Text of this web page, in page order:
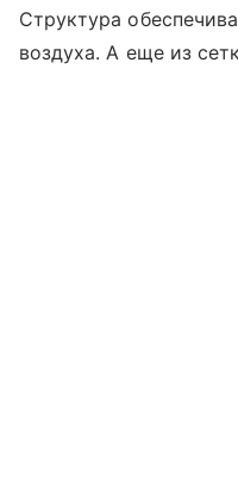
Структура
воздуха. А еще из